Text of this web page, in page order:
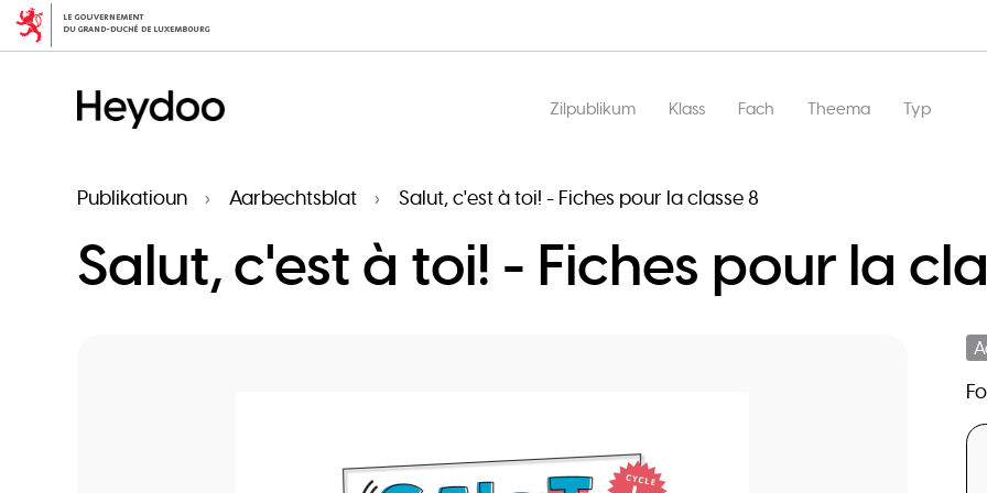
Main
Zilpublikum Klass Fach Theema Typ
Publikatioun Aarbechtsblat Salut, c'est à toi! - Fiches pour la classe 8
Salut, c'est à toi! - Fiches pour la